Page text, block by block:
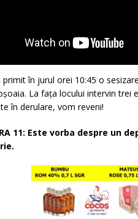
primit în jurul orei 10:45 o
La fața locului intervin trei
în derulare, vom reveni!
11: Este vorba despre un